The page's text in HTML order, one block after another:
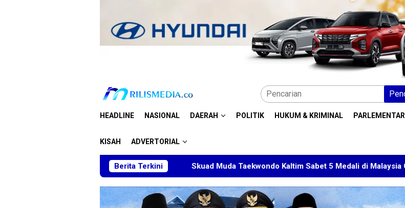
HEADLINE NASIONAL DAERAH POLITIK HUKUM & KRIMINAL
KISAH ADVERTORIAL
Berita Terkini
Skuad Muda Taekwondo Kaltim Sabet 5 Medali di Malaysia Open 2026